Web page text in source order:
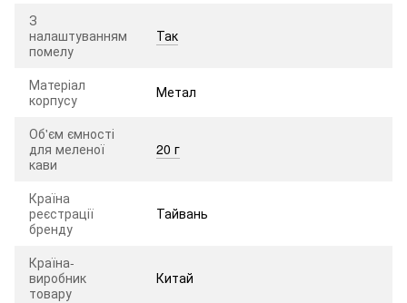
З
налаштуванням
помелу
Так
Матеріал
корпусу
Метал
Об'єм ємності
для меленої
кави
20 г
Країна
реєстрації
бренду
Тайвань
Країна-
виробник
товару
Китай